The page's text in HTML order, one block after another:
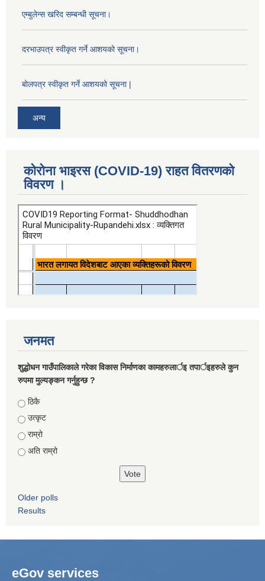
एम्बुलेन्स खरिद सम्बन्धी सूचना।
दरभाउपत्र स्वीकृत गर्ने आशयको सूचना।
बोलपत्र स्वीकृत गर्ने आशयको सूचना |
अन्य
कोरोना भाइरस (COVID-19) राहत वितरणको
विवरण ।
जनमत
शुद्धोधन गाउँपालिकाले गरेका विकास निर्माणका कामहरुलार्इ तपार्इहरुले कुन
रुपमा मुल्यङ्कन गर्नुहुन्छ ?
Choices
ठिकै
उत्कृट
राम्रो
अति राम्रो
Older polls
Results
eGov services